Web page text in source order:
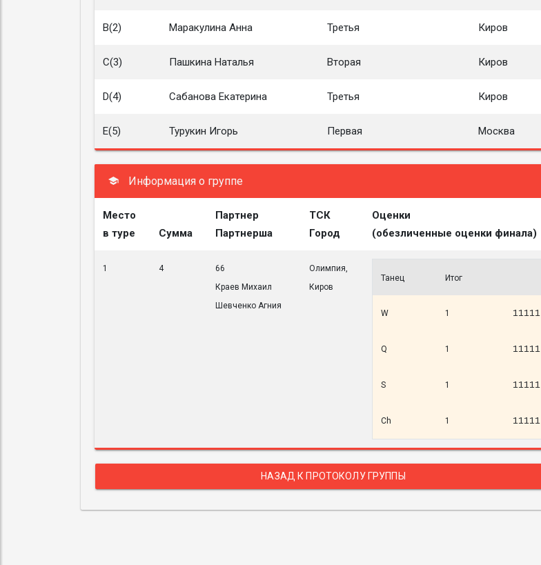
B(2) Маракулина Анна Третья Киров
C(3) Пашкина Наталья Вторая Киров
D(4) Сабанова Екатерина Третья Киров
E(5) Турукин Игорь Первая Москва
Информация о группе
Место
в туре
Сумма
Партнер
Партнерша
ТСК
Город
Оценки
(обезличенные оценки финала)
1 4
66
Краев Михаил
Шевченко Агния
Олимпия,
Киров
Танец Итог
W 1 11111
Q 1 11111
S 1 11111
Ch 1 11111
НАЗАД К ПРОТОКОЛУ ГРУППЫ